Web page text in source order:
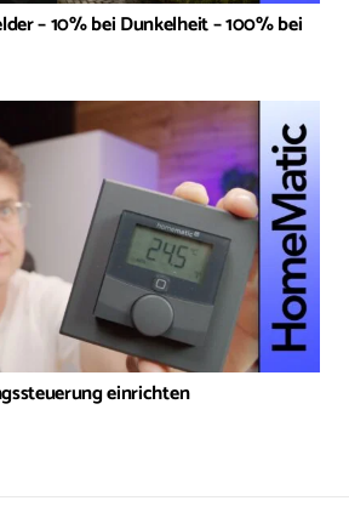
– 10% bei Dunkelheit – 100% bei
einrichten